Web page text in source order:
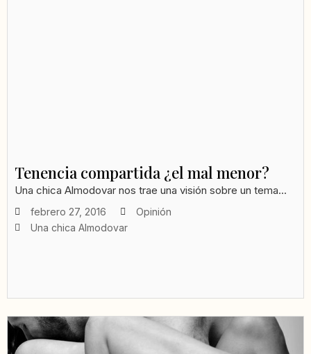
Tenencia compartida ¿el mal menor?
Una chica Almodovar nos trae una visión sobre un tema...
febrero 27, 2016
Opinión
Una chica Almodovar